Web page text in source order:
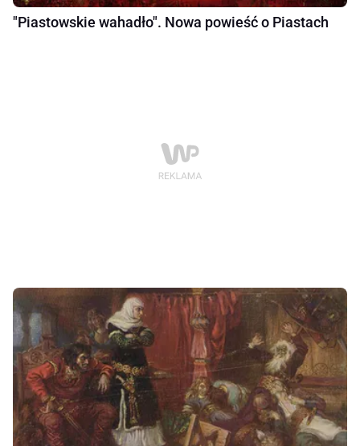
"Piastowskie wahadło". Nowa powieść o Piastach